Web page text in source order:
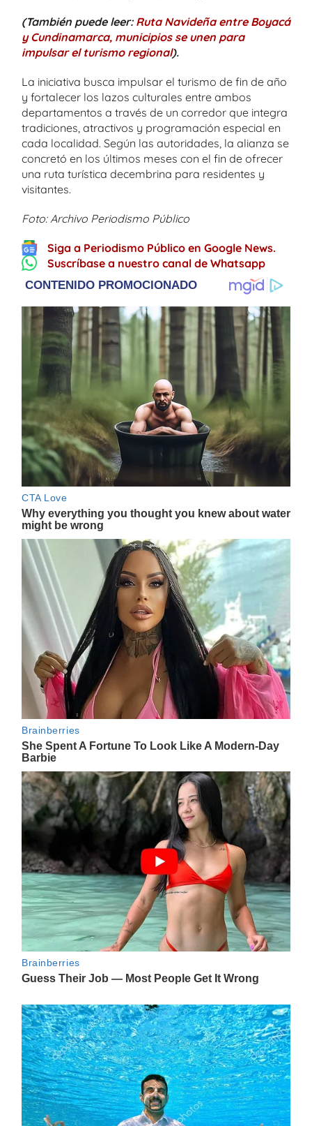
(También puede leer: Ruta Navideña entre Boyacá
y Cundinamarca, municipios se unen para
impulsar el turismo regional).
La iniciativa busca impulsar el turismo de fin de año
y fortalecer los lazos culturales entre ambos
departamentos a través de un corredor que integra
tradiciones, atractivos y programación especial en
cada localidad. Según las autoridades, la alianza se
concretó en los últimos meses con el fin de ofrecer
una ruta turística decembrina para residentes y
visitantes.
Foto: Archivo Periodismo Público
Siga a Periodismo Público en Google News.
Suscríbase a nuestro canal de Whatsapp